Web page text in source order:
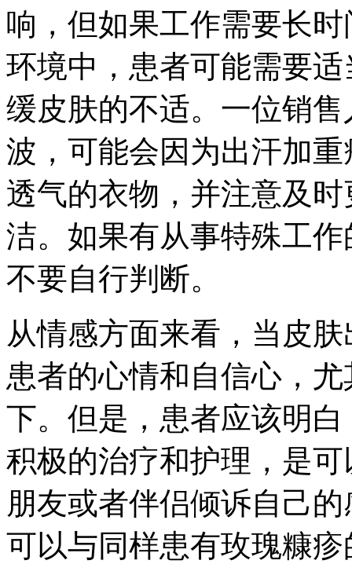
响，但如果工作需要长
环境中，患者可能需要
缓皮肤的不适。一位销
波，可能会因为出汗加
透气的衣物，并注意及
洁。如果有从事特殊工
不要自行判断。
从情感方面来看，当皮
患者的心情和自信心，
下。但是，患者应该明
积极的治疗和护理，是
朋友或者伴侣倾诉自己
可以与同样患有玫瑰糠